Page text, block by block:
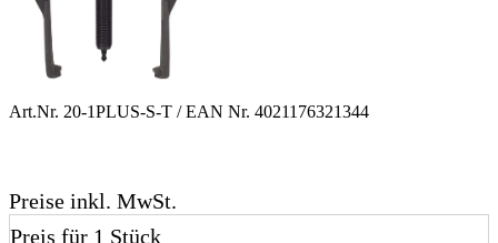
Art.Nr. 20-1PLUS-S-T / EAN Nr. 4021176321344
Preise inkl. MwSt.
Preis für 1 Stück